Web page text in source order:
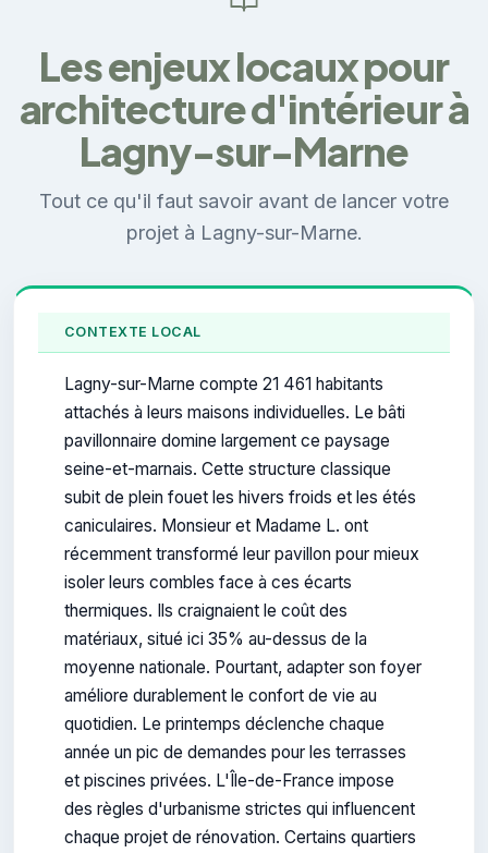
Les enjeux locaux pour
architecture d'intérieur à
Lagny-sur-Marne
Tout ce qu'il faut savoir avant de lancer votre
projet à Lagny-sur-Marne.
CONTEXTE LOCAL
Lagny-sur-Marne compte 21 461 habitants
attachés à leurs maisons individuelles. Le bâti
pavillonnaire domine largement ce paysage
seine-et-marnais. Cette structure classique
subit de plein fouet les hivers froids et les étés
caniculaires. Monsieur et Madame L. ont
récemment transformé leur pavillon pour mieux
isoler leurs combles face à ces écarts
thermiques. Ils craignaient le coût des
matériaux, situé ici 35% au-dessus de la
moyenne nationale. Pourtant, adapter son foyer
améliore durablement le confort de vie au
quotidien. Le printemps déclenche chaque
année un pic de demandes pour les terrasses
et piscines privées. L'Île-de-France impose
des règles d'urbanisme strictes qui influencent
chaque projet de rénovation. Certains quartiers